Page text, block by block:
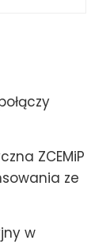
ZCEMiP
ze
w